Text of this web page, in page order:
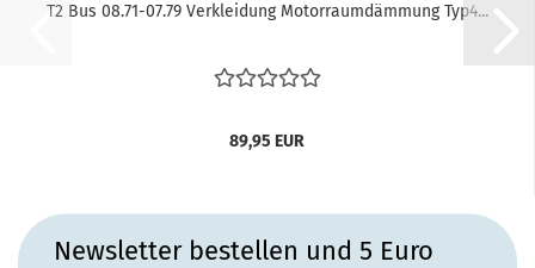
T2 Bus 08.71-07.79 Verkleidung Motorraumdämmung Typ4...
89,95 EUR
Newsletter bestellen und 5 Euro